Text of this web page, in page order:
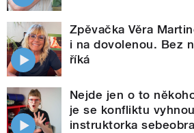
Zpěvačka Věra
i na dovolenou. Bez
říká
Nejde jen o to
je se konfliktu
instruktorka